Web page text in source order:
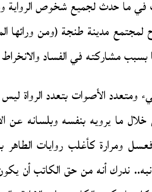
ما حدث لجميع شخوص الرواية
لمجتمع مدينة طنجة (ومن
بسبب مشاركته في الفساد
ومتعدد الأصوات بتعدد
ما يرويه بنفسه وبلسانه عن
ومرارة كأغلب روايات الطاهر
ندرك أنه من حق الكاتب أن